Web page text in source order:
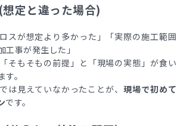
定と違った場合)
スが想定より多かった」「実際の施工範囲
事が発生した」
そもそもの前提」と「現場の実態」が食い
。
は見えていなかったことが、 現場で初めて
です。